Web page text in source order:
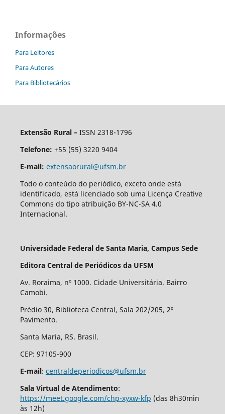
Informações
Para Leitores
Para Autores
Para Bibliotecários
Extensão Rural – ISSN 2318-1796
Telefone: +55 (55) 3220 9404
E-mail: extensaorural@ufsm.br
Todo o conteúdo do periódico, exceto onde está
identificado, está licenciado sob uma Licença Creative
Commons do tipo atribuição BY-NC-SA 4.0
Internacional.
Universidade Federal de Santa Maria, Campus Sede
Editora Central de Periódicos da UFSM
Av. Roraima, nº 1000. Cidade Universitária. Bairro
Camobi.
Prédio 30, Biblioteca Central, Sala 202/205, 2º
Pavimento.
Santa Maria, RS. Brasil.
CEP: 97105-900
E-mail: centraldeperiodicos@ufsm.br
Sala Virtual de Atendimento:
https://meet.google.com/chp-xyxw-kfp (das 8h30min
às 12h)